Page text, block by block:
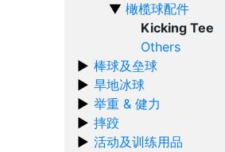
橄榄球配件
Kicking Tee
Others
棒球及垒球
旱地冰球
举重 & 健力
摔跤
活动及训练用品